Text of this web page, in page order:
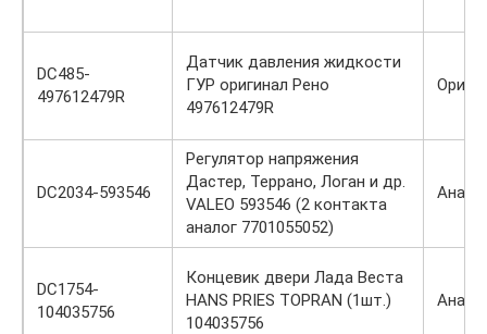
DC485-
497612479R
Датчик давления жидкости
ГУР оригинал Рено
497612479R
DC2034-593546
Регулятор напряжения
Дастер, Террано, Логан и др.
VALEO 593546 (2 контакта
аналог 7701055052)
DC1754-
104035756
Концевик двери Лада Веста
HANS PRIES TOPRAN (1шт.)
104035756